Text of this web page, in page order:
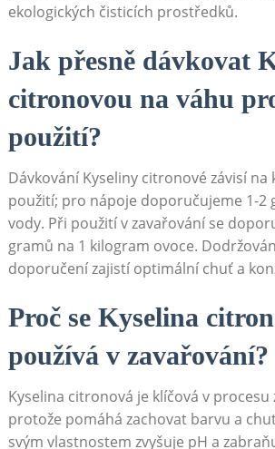
ekologických čisticích prostředků.
Jak přesně dávkovat
citronovou na váhu
použití?
Dávkování Kyseliny ⁤citronové⁣ závisí
použití; pro nápoje doporučujeme 1-2
vody. Při použití v zavařování se
gramů na 1 kilogram ovoce.
⁣doporučení zajistí optimální chuť a
Proč se Kyselina
používá v zavařování?
Kyselina citronová je⁣ klíčová ‌v procesu
⁢protože pomáhá zachovat ⁣barvu‍ a
svým vlastnostem zvyšuje ‍pH a